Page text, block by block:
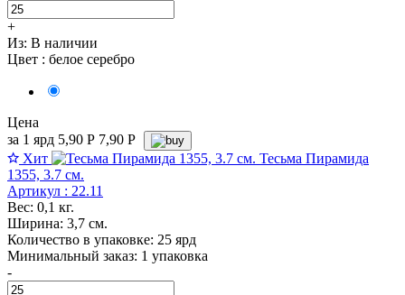
+
Из: В наличии
Цвет : белое серебро
Цена
за 1 ярд 5,90 Р 7,90 P
Хит
Тесьма Пирамида
1355, 3.7 см.
Артикул : 22.11
Вес: 0,1 кг.
Ширина: 3,7 см.
Количество в упаковке: 25 ярд
Минимальный заказ: 1 упаковка
-